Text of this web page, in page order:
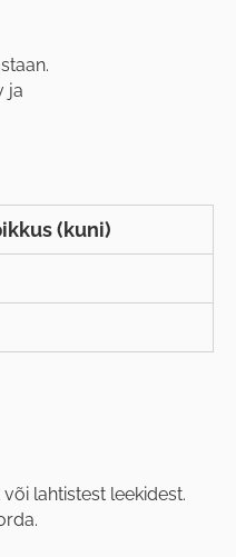
ja
(kuni)
lahtistest leekidest.